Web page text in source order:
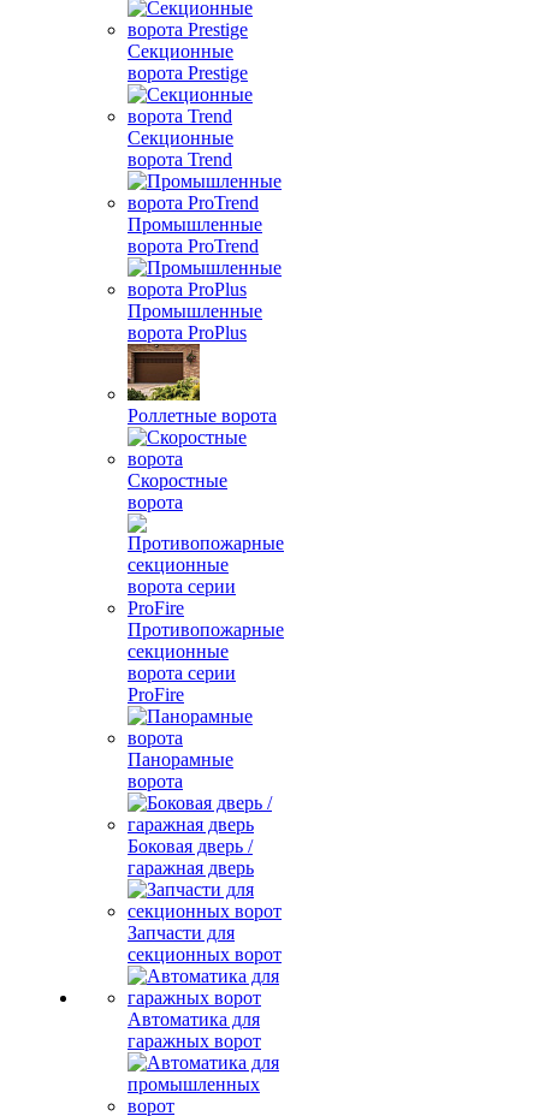
Секционные
ворота Prestige
Секционные
ворота Trend
Промышленные
ворота ProTrend
Промышленные
ворота ProPlus
Роллетные ворота
Скоростные
ворота
Противопожарные
секционные
ворота серии
ProFire
Панорамные
ворота
Боковая дверь /
гаражная дверь
Запчасти для
секционных ворот
Автоматика для
гаражных ворот